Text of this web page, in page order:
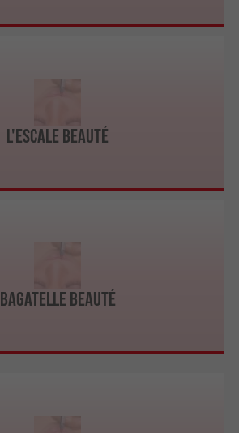
L'Escale Beauté
Bagatelle Beauté